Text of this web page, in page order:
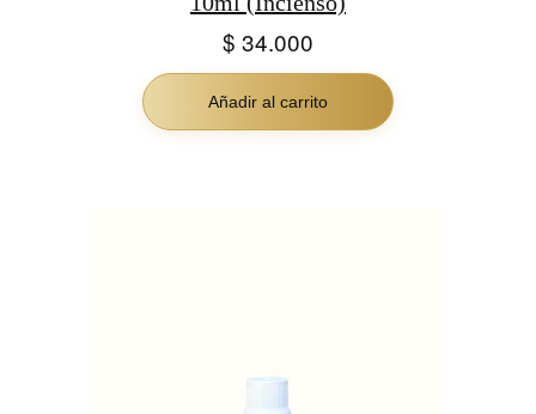
$ 34.000
Añadir al carrito